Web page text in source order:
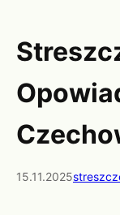
15.11.2025